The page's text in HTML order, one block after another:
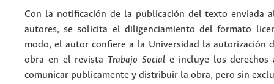
Con la notificación de la publicación del texto enviada
autores, se solicita el diligenciamiento del formato
modo, el autor confiere a la Universidad la autorización
obra en el revistaTrabajo Social e incluye los derechos
comunicar publicamente y distribuir la obra, pero sin